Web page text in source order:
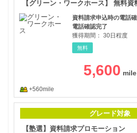
【グリーン・ワークホース】 無料資
資料請求申込時の電話
電話確認完了
獲得期間： 30日程度
無料
5,600
+560mile
グレード対象
【塾選】資料請求プロモーション